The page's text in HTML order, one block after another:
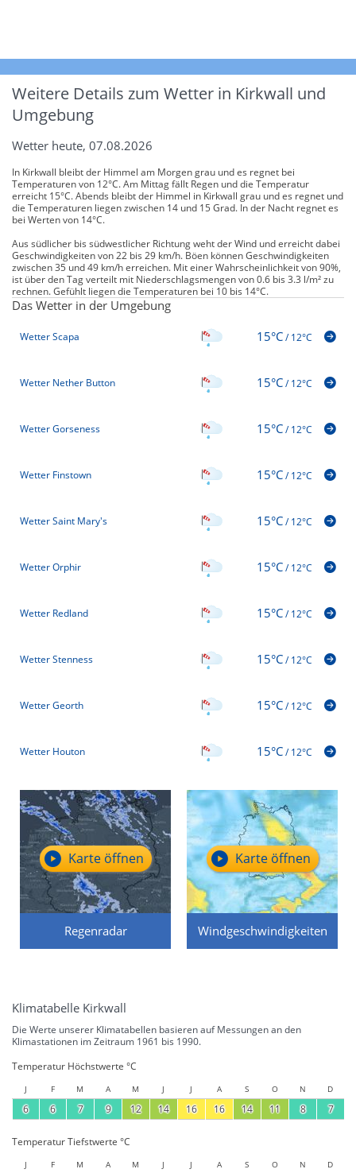
Weitere Details zum Wetter in Kirkwall und
Umgebung
Wetter heute, 07.08.2026
In Kirkwall bleibt der Himmel am Morgen grau und es regnet bei
Temperaturen von 12°C. Am Mittag fällt Regen und die Temperatur
erreicht 15°C. Abends bleibt der Himmel in Kirkwall grau und es regnet und
die Temperaturen liegen zwischen 14 und 15 Grad. In der Nacht regnet es
bei Werten von 14°C.
Aus südlicher bis südwestlicher Richtung weht der Wind und erreicht dabei
Geschwindigkeiten von 22 bis 29 km/h. Böen können Geschwindigkeiten
zwischen 35 und 49 km/h erreichen. Mit einer Wahrscheinlichkeit von 90%,
ist über den Tag verteilt mit Niederschlagsmengen von 0.6 bis 3.3 l/m² zu
rechnen. Gefühlt liegen die Temperaturen bei 10 bis 14°C.
Das Wetter in der Umgebung
Wetter Scapa 15°C/12°C
Wetter Nether Button 15°C/12°C
Wetter Gorseness 15°C/12°C
Wetter Finstown 15°C/12°C
Wetter Saint Mary's 15°C/12°C
Wetter Orphir 15°C/12°C
Wetter Redland 15°C/12°C
Wetter Stenness 15°C/12°C
Wetter Georth 15°C/12°C
Wetter Houton 15°C/12°C
Regenradar
Karte öffnen
Windgeschwindigkeiten
Karte öffnen
Klimatabelle Kirkwall
Die Werte unserer Klimatabellen basieren auf Messungen an den
Klimastationen im Zeitraum 1961 bis 1990.
Temperatur Höchstwerte °C
J F M A M J J A S O N D
6 6 7 9 12 14 16 16 14 11 8 7
Temperatur Tiefstwerte °C
J F M A M J J A S O N D